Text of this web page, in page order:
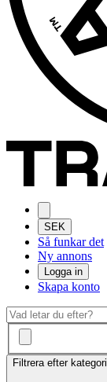
SEK
Så funkar det
Ny annons
Logga in
Skapa konto
Filtrera efter kategori